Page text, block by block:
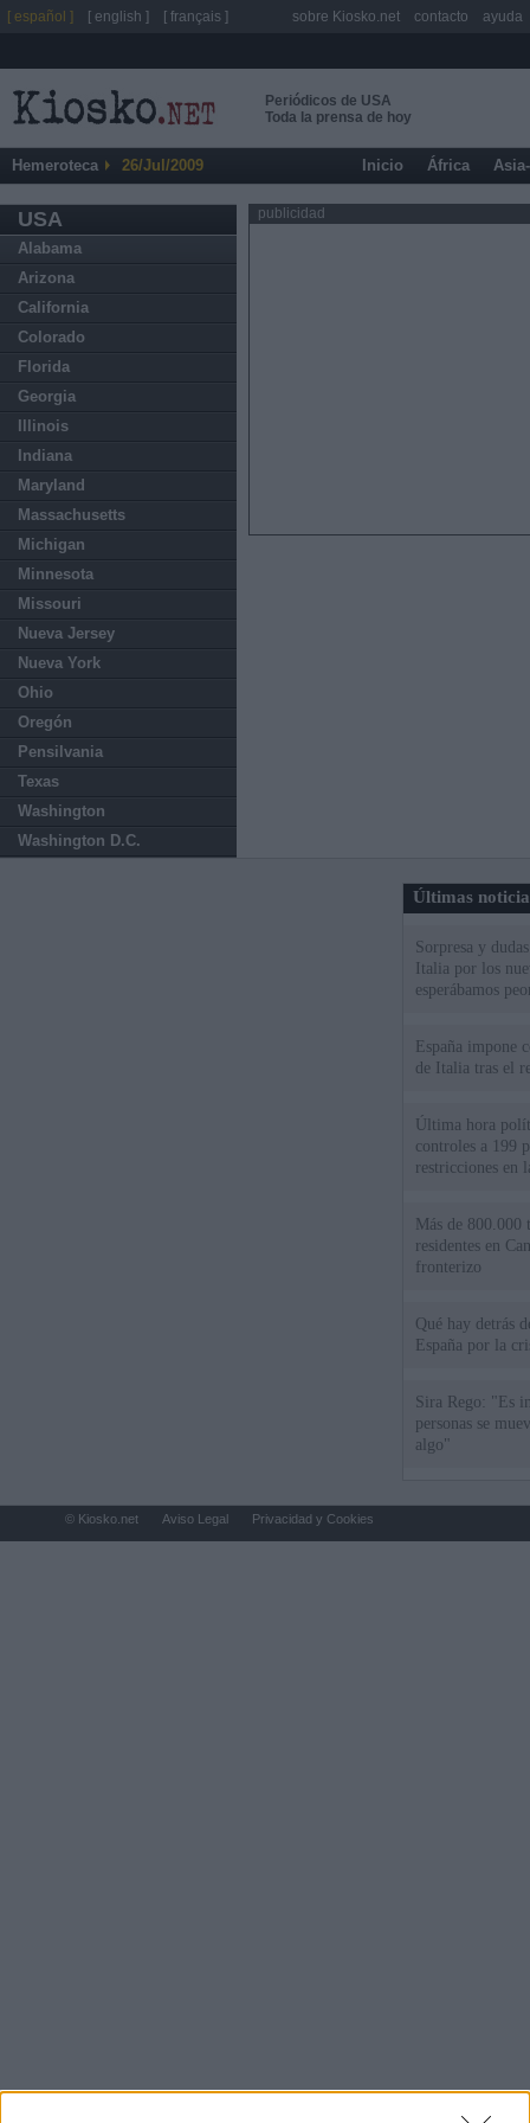
Periódicos de USA
Toda la prensa de hoy
Hemeroteca 26/Jul/2009 Inicio África
USA
Alabama
Arizona
California
Colorado
Florida
Georgia
Illinois
Indiana
Maryland
Massachusetts
Michigan
Minnesota
Missouri
Nueva Jersey
Nueva York
Ohio
Oregón
Pensilvania
Texas
Washington
Washington D.C.
publicidad
Últimas
Sorpresa y
Italia por los
esperábamos
España impone
de Italia tras el
Última hora
controles a 199
restricciones en
Más de 800.000
residentes en
fronterizo
Qué hay detrás
España por la
Sira Rego: "Es
personas se
algo"
[ español ] [ english ] [ français ] sobre Kiosko.net contacto ayuda
© Kiosko.net Aviso Legal Privacidad y Cookies